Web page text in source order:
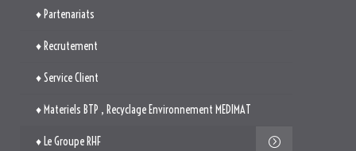
♦ Partenariats
♦ Recrutement
♦ Service Client
♦ Materiels BTP , Recyclage Environnement MEDIMAT
♦ Le Groupe RHF